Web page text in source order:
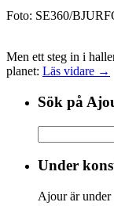
Foto: SE360/
Men ett steg in i
planet: Läs vidare →
Sök på
efter:
Under
Ajour är under